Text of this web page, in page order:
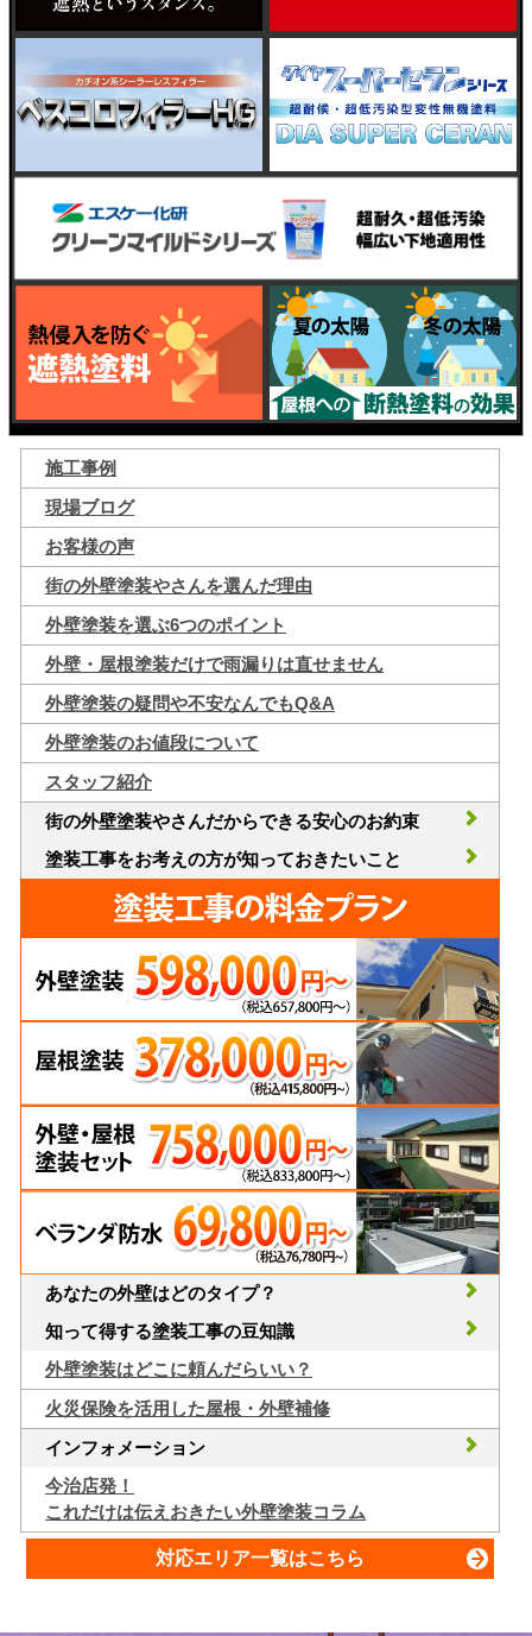
施工事例
現場ブログ
お客様の声
街の外壁塗装やさんを選んだ理由
外壁塗装を選ぶ6つのポイント
外壁・屋根塗装だけで雨漏りは直せません
外壁塗装の疑問や不安なんでもQ&A
外壁塗装のお値段について
スタッフ紹介
街の外壁塗装やさんだからできる安心のお約束
塗装工事をお考えの方が知っておきたいこと
あなたの外壁はどのタイプ？
知って得する塗装工事の豆知識
外壁塗装はどこに頼んだらいい？
火災保険を活用した屋根・外壁補修
インフォメーション
今治店発！
これだけは伝えおきたい外壁塗装コラム
対応エリア一覧はこちら